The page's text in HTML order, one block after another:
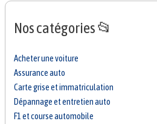
Nos catégories 📂
Acheter une voiture
Assurance auto
Carte grise et immatriculation
Dépannage et entretien auto
F1 et course automobile